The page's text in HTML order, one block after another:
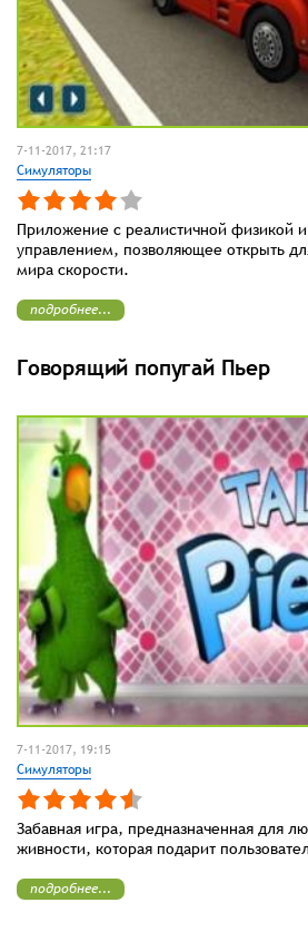
7-11-2017, 21:17
Симуляторы
Приложение с реалистичной физикой
управлением, позволяющее открыть
мира скорости.
подробнее...
7-11-2017, 19:15
Говорящий попугай Пьер
Симуляторы
Забавная игра, предназначенная для
живности, которая подарит
подробнее...